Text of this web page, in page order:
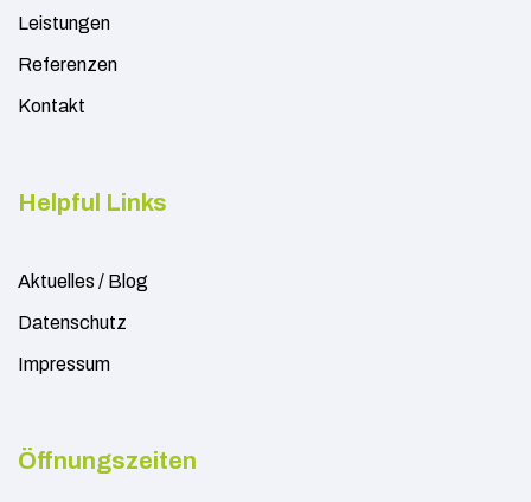
Leistungen
Referenzen
Kontakt
Helpful Links
Aktuelles / Blog
Datenschutz
Impressum
Öffnungszeiten